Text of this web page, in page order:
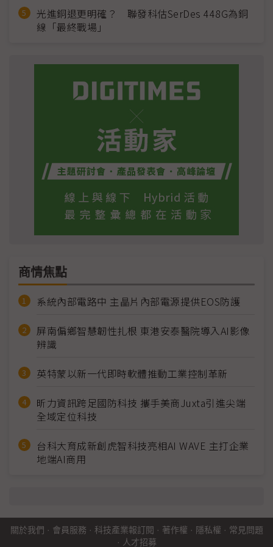
光進銅退更明確？ 聯發科估SerDes 448G為銅
線「最終戰場」
商情焦點
系統內部電路中 主晶片內部電源提供EOS防護
屏南偏鄉智慧韌性扎根 東港安泰醫院導入AI影像
辨識
英特蒙以新一代即時軟體推動工業控制革新
昕力資訊跨足國防科技 攜手美商Juxta引進尖端
全域定位科技
台科大育成新創虎智科技亮相AI WAVE 主打企業
地端AI商用
關於我們 · 會員服務 · 科技產業報訂閱 · 著作權 · 隱私權 · 常見問題
· 人才招募